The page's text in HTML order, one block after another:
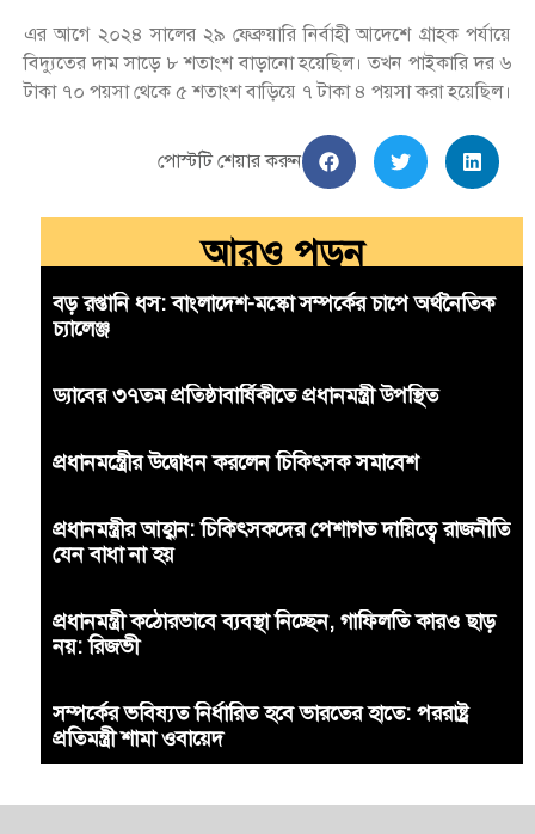
এর আগে ২০২৪ সালের ২৯ ফেব্রুয়ারি নির্বাহী আদেশে গ্রাহক পর্যায়ে
বিদ্যুতের দাম সাড়ে ৮ শতাংশ বাড়ানো হয়েছিল। তখন পাইকারি দর ৬
টাকা ৭০ পয়সা থেকে ৫ শতাংশ বাড়িয়ে ৭ টাকা ৪ পয়সা করা হয়েছিল।
পোস্টটি শেয়ার করুন
আরও পড়ুন
বড় রপ্তানি ধস: বাংলাদেশ-মস্কো সম্পর্কের চাপে অর্থনৈতিক
চ্যালেঞ্জ
ড্যাবের ৩৭তম প্রতিষ্ঠাবার্ষিকীতে প্রধানমন্ত্রী উপস্থিত
প্রধানমন্ত্রীের উদ্বোধন করলেন চিকিৎসক সমাবেশ
প্রধানমন্ত্রীর আহ্বান: চিকিৎসকদের পেশাগত দায়িত্বে রাজনীতি
যেন বাধা না হয়
প্রধানমন্ত্রী কঠোরভাবে ব্যবস্থা নিচ্ছেন, গাফিলতি কারও ছাড়
নয়: রিজভী
সম্পর্কের ভবিষ্যত নির্ধারিত হবে ভারতের হাতে: পররাষ্ট্র
প্রতিমন্ত্রী শামা ওবায়েদ